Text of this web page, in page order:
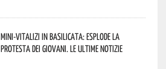
Mini-vitalizi in Basilicata: esplode la
protesta dei giovani. Le ultime notizie